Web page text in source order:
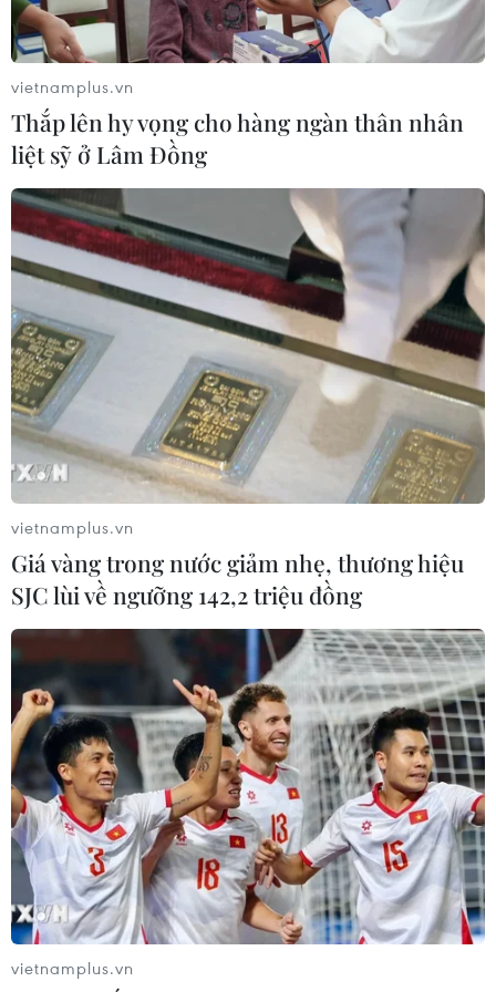
vietnamplus.vn
Thắp lên hy vọng cho hàng ngàn thân nhân
liệt sỹ ở Lâm Đồng
vietnamplus.vn
Giá vàng trong nước giảm nhẹ, thương hiệu
SJC lùi về ngưỡng 142,2 triệu đồng
vietnamplus.vn